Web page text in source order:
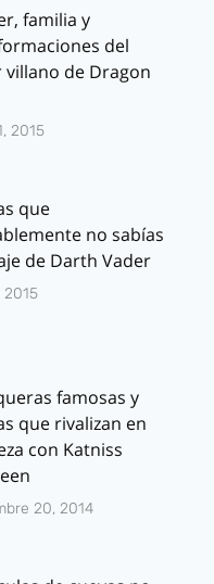
familia y
del
villano de Dragon
2015
que
no sabías
de Darth Vader
2015
famosas y
que rivalizan en
con Katniss
20, 2014